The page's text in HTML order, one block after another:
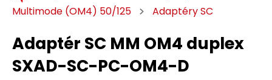
Multimode (OM4) 50/125
Adaptéry SC
Adaptér SC MM OM4 duplex
SXAD-SC-PC-OM4-D